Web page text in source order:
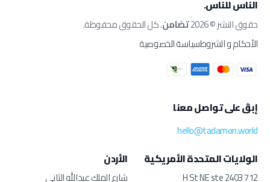
الناس للناس.
حقوق النشر © 2026 تضامن. كل الحقوق محفوظة.
الأحكام و الشروطسياسة الخصوصية
إبقَ على تواصل معنا
hello@tadamon.world
الولايات المتحدة الأمريكية
712 H St NE ste 2403
الأردن
شارع الملك عبدالله الثاني